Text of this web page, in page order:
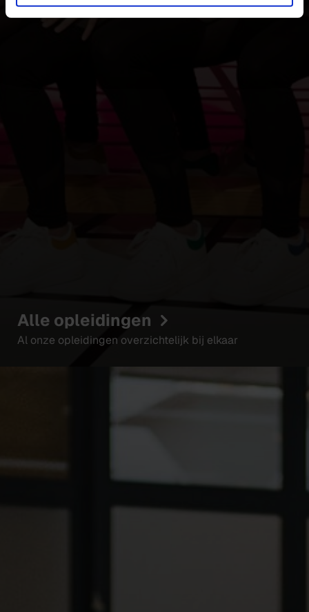
Alle opleidingen
Al onze opleidingen overzichtelijk bij elkaar